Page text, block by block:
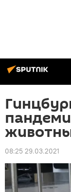
08:25 29.03.2021